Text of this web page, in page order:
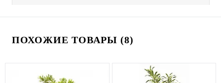
ПОХОЖИЕ ТОВАРЫ (8)